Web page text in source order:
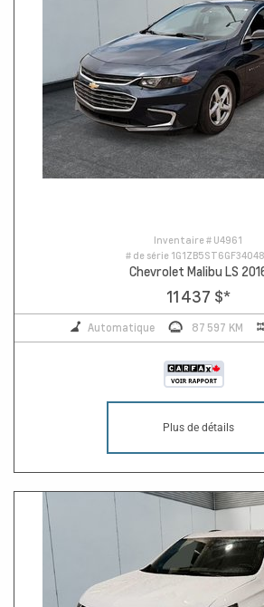
Inventaire # U4961
# de série
Chevrolet Malibu LS
11 437 $*
Automatique 87 597 KM
Plus de détails